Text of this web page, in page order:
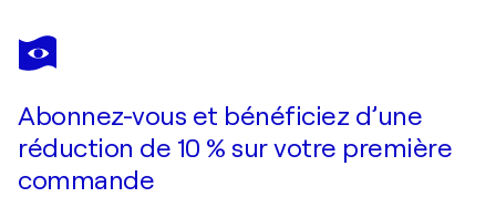
MARIT OTTO
On The Move (diptych -white 01 & Black 02)
Abonnez-vous et bénéficiez d’une
réduction de 10 % sur votre première
commande